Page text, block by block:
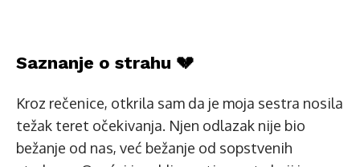
Saznanje o strahu 💔
Kroz rečenice, otkrila sam da je moja sestra nosila
težak teret očekivanja. Njen odlazak nije bio
bežanje od nas, već bežanje od sopstvenih